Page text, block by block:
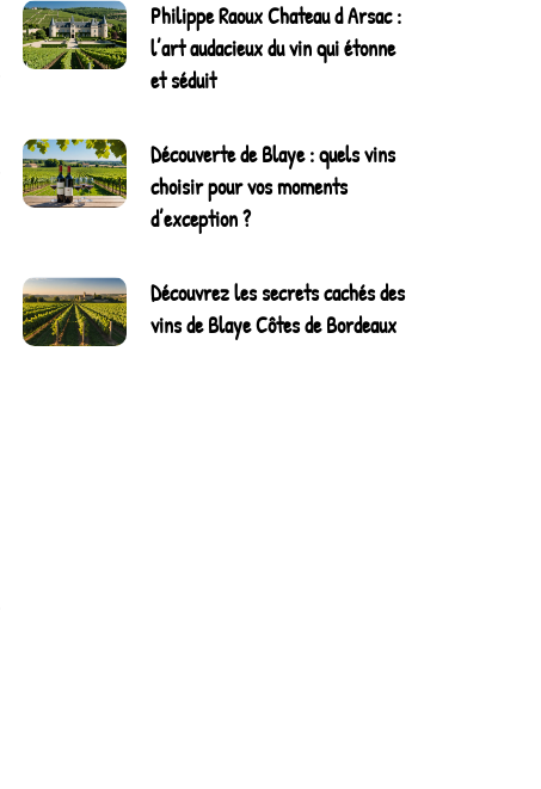
Philippe Raoux Chateau d Arsac :
l’art audacieux du vin qui étonne
et séduit
Découverte de Blaye : quels vins
choisir pour vos moments
d’exception ?
Découvrez les secrets cachés des
vins de Blaye Côtes de Bordeaux